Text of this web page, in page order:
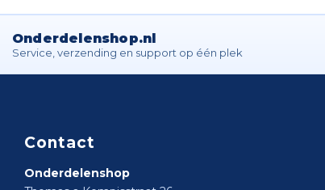
Onderdelenshop.nl
Service, verzending en support op één plek
Contact
Onderdelenshop